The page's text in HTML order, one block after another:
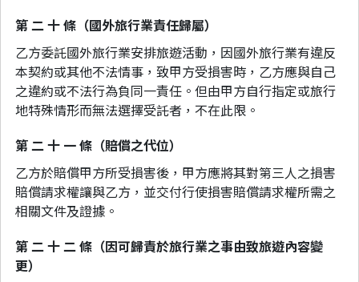
第 二 十 條（國外旅行業責任歸屬）
乙方委託國外旅行業安排旅遊活動，因國外旅行業有違反
本契約或其他不法情事，致甲方受損害時，乙方應與自己
之違約或不法行為負同一責任。但由甲方自行指定或旅行
地特殊情形而無法選擇受託者，不在此限。
第 二 十 一 條（賠償之代位）
乙方於賠償甲方所受損害後，甲方應將其對第三人之損害
賠償請求權讓與乙方，並交付行使損害賠償請求權所需之
相關文件及證據。
第 二 十 二 條（因可歸責於旅行業之事由致旅遊內容變
更）